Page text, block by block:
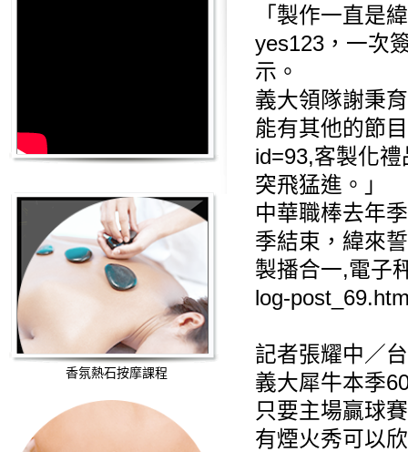
香氛熱石按摩課程
「製作一直是
yes123 ，一次
示。
義大領隊謝秉
能有其他的節
id=93,客製化禮
突飛猛進。」
中華職棒去年
季結束，緯來
製播合一,電子
log-
記者張耀中／
義大犀牛本季
只要主場贏球
有煙火秀可以